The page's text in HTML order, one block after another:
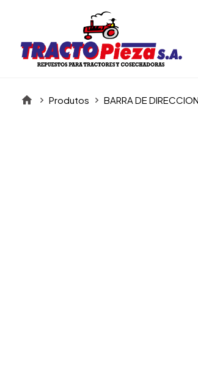
Produtos BARRA DE